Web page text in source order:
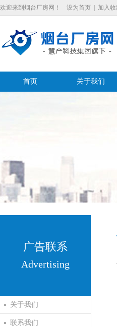
欢迎来到烟台厂房网！ 设为首页 加入
首页 关于我们
广告联系
Advertising
关于我们
联系我们